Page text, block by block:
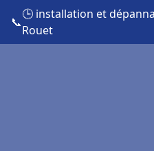
📞
🕒 installation et
Rouet